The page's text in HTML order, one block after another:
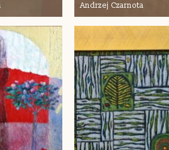
Andrzej Czarnota